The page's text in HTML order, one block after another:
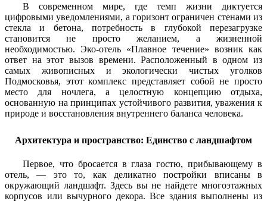
В современном мире, где темп жизни диктуется
цифровыми уведомлениями, а горизонт ограничен стенами из
стекла и бетона, потребность в глубокой перезагрузке
становится не просто желанием, а жизненной
необходимостью. Эко-отель «Плавное течение» возник как
ответ на этот вызов времени. Расположенный в одном из
самых живописных и экологически чистых уголков
Подмосковья, этот комплекс представляет собой не просто
место для ночлега, а целостную концепцию отдыха,
основанную на принципах устойчивого развития, уважения к
природе и восстановления внутреннего баланса человека.
Архитектура и пространство: Единство с ландшафтом
Первое, что бросается в глаза гостю, прибывающему в
отель, — это то, как деликатно постройки вписаны в
окружающий ландшафт. Здесь вы не найдете многоэтажных
корпусов или вычурного декора. Все здания выполнены из